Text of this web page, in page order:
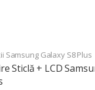
Samsung Galaxy S8 Plus
Sticlă + LCD